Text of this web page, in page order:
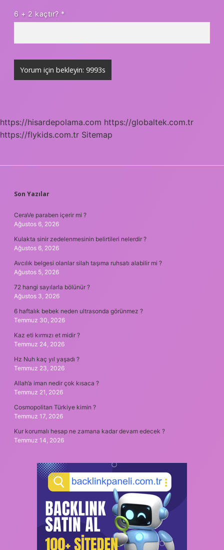
6 + 2 kaçtır? *
https://hisardepolama.com https://globaltek.com.tr
https://flykids.com.tr Sitemap
SIDEBAR
Son Yazılar
CeraVe paraben içerir mi ?
Ağustos 6, 2026
Kulakta sinir zedelenmesinin belirtileri nelerdir ?
Ağustos 6, 2026
Avcılık belgesi olanlar silah taşıma ruhsatı alabilir mi ?
Ağustos 5, 2026
72 hangi sayılarla bölünür ?
Ağustos 3, 2026
6 haftalık bebek neden ultrasonda görünmez ?
Temmuz 30, 2026
Kaz eti kırmızı et midir ?
Temmuz 24, 2026
Hz Nuh kaç yıl yaşadı ?
Temmuz 23, 2026
Allah’a iman nedir çok kısaca ?
Temmuz 21, 2026
Cosmopolitan Türkiye kimin ?
Temmuz 17, 2026
Kur korumalı hesap ne zamana kadar devam edecek ?
Temmuz 14, 2026